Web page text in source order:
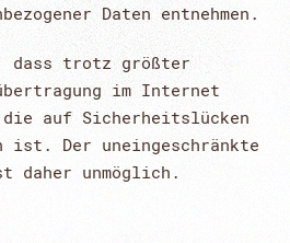
Daten entnehmen.
dass trotz größter
im Internet
auf Sicherheitslücken
ist. Der uneingeschränkte
daher unmöglich.